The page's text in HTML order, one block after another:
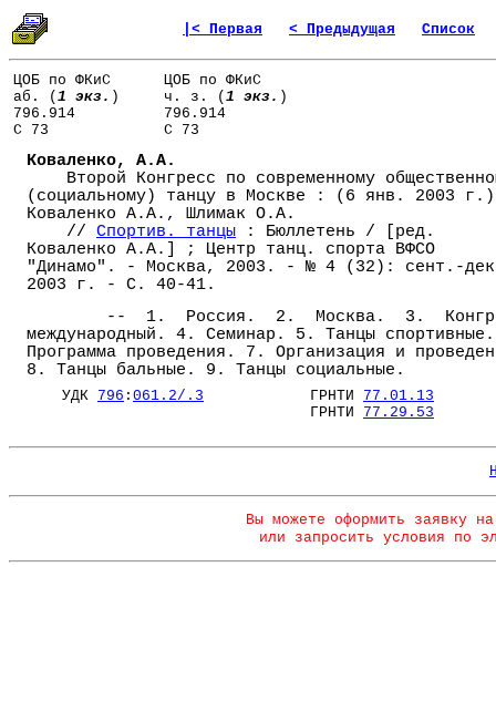
|< Первая < Предыдущая Список
ЦОБ по ФКиС
аб. ( 1 экз. )
796.914
С 73
ЦОБ по ФКиС
ч. з. ( 1 экз. )
796.914
С 73
Коваленко, А.А.
Второй Конгресс по современному
(социальному) танцу в Москве : (6 янв. 2003
Коваленко А.А., Шлимак О.А.
// Спортив. танцы : Бюллетень / [ред.
Коваленко А.А.] ; Центр танц. спорта ВФСО
"Динамо". - Москва, 2003. - № 4 (32): сент.-
2003 г. - С. 40-41.
-- 1. Россия. 2. Москва. 3.
международный. 4. Семинар. 5. Танцы
Программа проведения. 7. Организация и
8. Танцы бальные. 9. Танцы социальные.
УДК 796 : 061.2/.3 ГРНТИ 77.01.13
ГРНТИ 77.29.53
Вы можете оформить заявку
или запросить условия по